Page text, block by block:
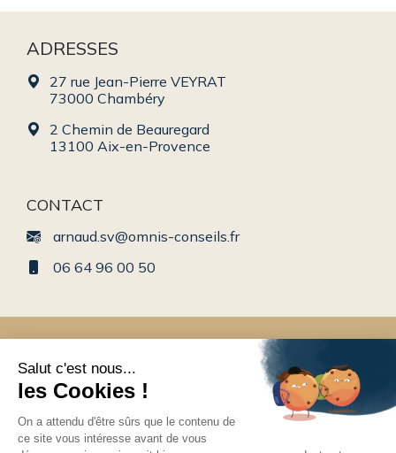
ADRESSES
27 rue Jean-Pierre VEYRAT
73000 Chambéry
2 Chemin de Beauregard
13100 Aix-en-Provence
CONTACT
arnaud.sv@omnis-conseils.fr
06 64 96 00 50
Conseil en gestion de patrimoine en Rhône-Alpes